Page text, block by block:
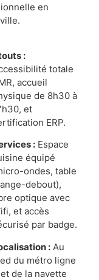
en
.
:
totale
accueil
de 8h30 à
et
ERP.
: Espace
équipé
ondes, table
debout),
optique avec
et accès
par badge.
: Au
du métro ligne
de la navette